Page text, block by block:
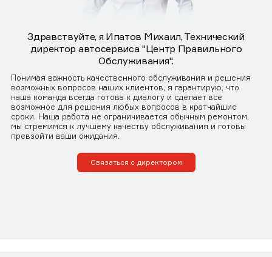
Здравствуйте, я Ипатов Михаил, Технический
директор автосервиса "Центр Правильного
Обслуживания".
Понимая важность качественного обслуживания и решения
возможных вопросов наших клиентов, я гарантирую, что
наша команда всегда готова к диалогу и сделает все
возможное для решения любых вопросов в кратчайшие
сроки. Наша работа не ограничивается обычным ремонтом,
мы стремимся к лучшему качеству обслуживания и готовы
превзойти ваши ожидания.
Связаться с директором